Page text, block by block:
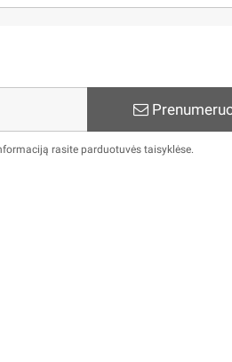
rasite parduotuvės taisyklėse.